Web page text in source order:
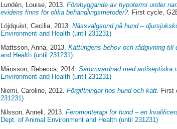
Lundén, Louise , 2013.Förebyggande av hypotermi under
evidens finns för olika behandlingsmetoder?. First cycle,
Löjdquist, Cecilia, 2013.Nässvalgsond på hund –
Environment and Health (until 231231)
Mattsson, Anna, 2013.Kattungens behov och rådgivning till
and Health (until 231231)
Månsson, Rebecca , 2014.Såromvårdnad med antiseptiska
Environment and Health (until 231231)
Niemi, Caroline , 2012.Förgiftningar hos hund och katt. First
231231)
Nilsson, Anneli , 2013.Feromonterapi för hund – en
Dept. of Animal Environment and Health (until 231231)